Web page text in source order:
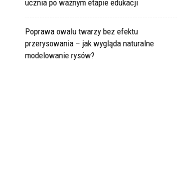
ucznia po ważnym etapie edukacji
Poprawa owalu twarzy bez efektu
przerysowania – jak wygląda naturalne
modelowanie rysów?